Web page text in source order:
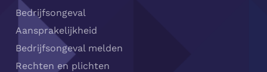
Bedrijfsongeval
Aansprakelijkheid
Bedrijfsongeval melden
Rechten en plichten